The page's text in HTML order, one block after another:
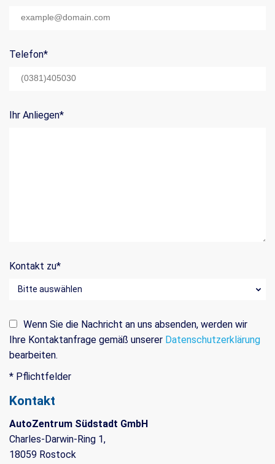
Telefon*
Ihr Anliegen*
Kontakt zu*
Wenn Sie die Nachricht an uns absenden, werden wir
Ihre Kontaktanfrage gemäß unserer Datenschutzerklärung
bearbeiten.
* Pflichtfelder
Kontakt
AutoZentrum Südstadt GmbH
Charles-Darwin-Ring 1,
18059 Rostock